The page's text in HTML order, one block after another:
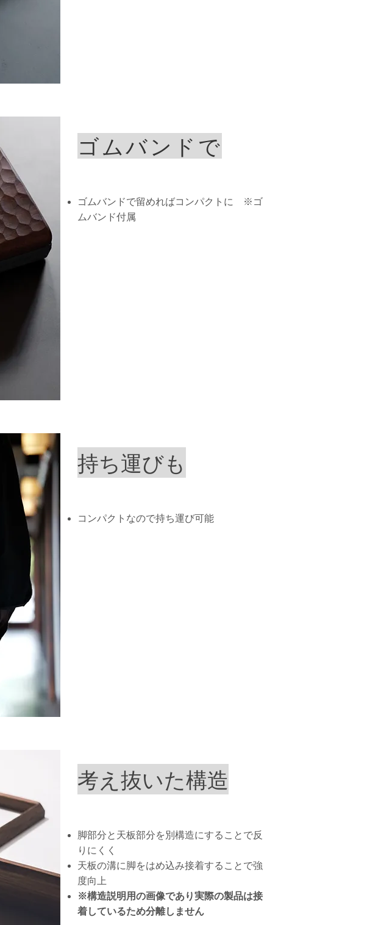
ゴムバンドで
ゴムバンドで留めればコンパクトに
※ゴ
ムバンド付属
​持ち運びも
​コンパクトなので持ち運び可能
考え抜いた構造
脚部分と天板部分を別構造にすることで反
りにくく
​天板の溝に脚をはめ込み接着することで強
度向上
※構造説明用の画像であり実際の製品は接
着しているため分離しません